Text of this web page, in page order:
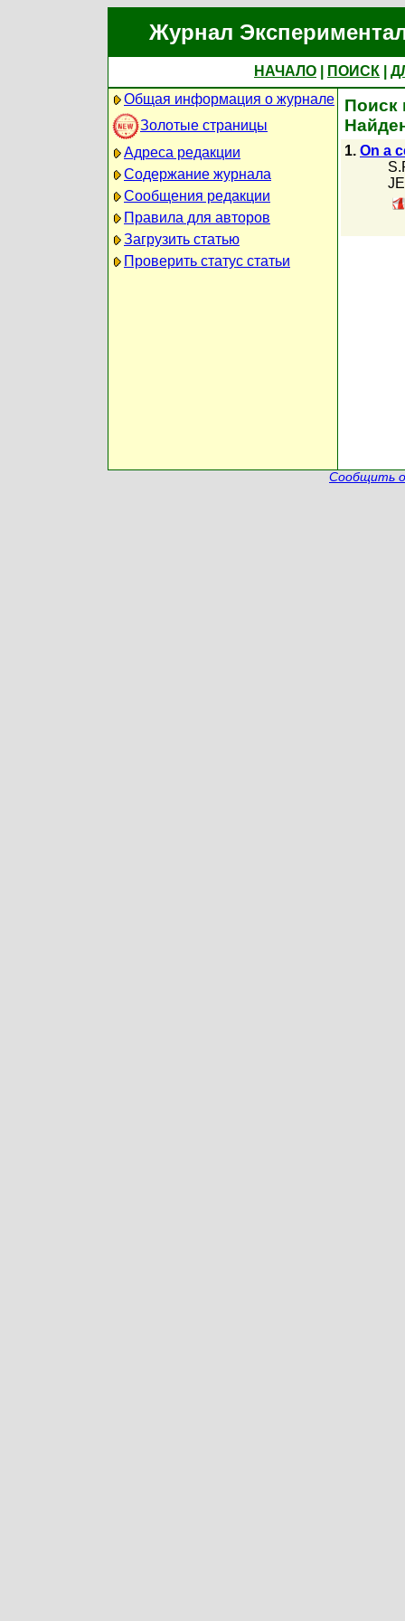
Журнал
НАЧАЛО ПОИСК
Общая информация о журнале
Золотые страницы
Адреса редакции
Содержание журнала
Сообщения редакции
Правила для авторов
Загрузить статью
Проверить статус статьи
Поиск
1. On a
Сообщить о